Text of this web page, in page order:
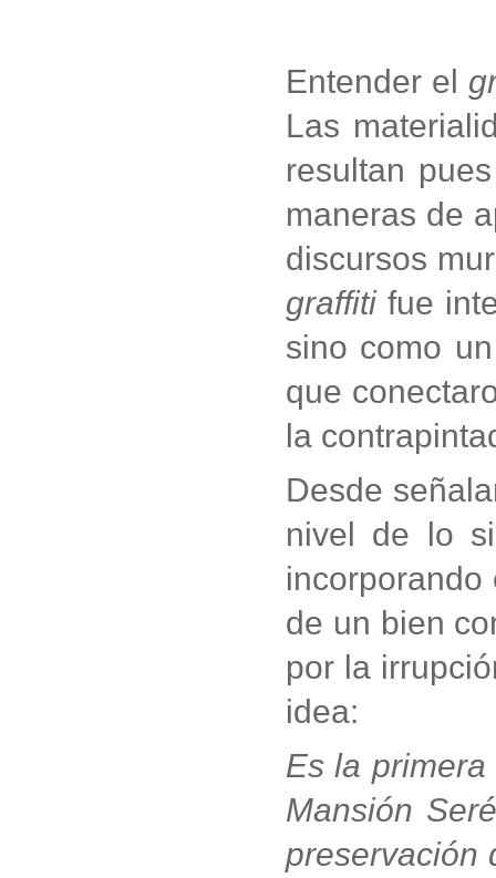
Entender el
Las
resultan
maneras de
discursos
graffitifue
sino como
que
la
Desde
nivel de lo
de un bien
por la
idea:
Es la
Mansión
preservación